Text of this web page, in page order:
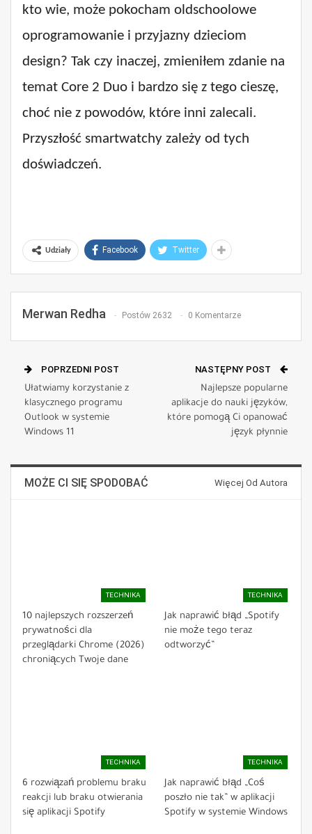
kto wie, może pokocham oldschoolowe
oprogramowanie i przyjazny dzieciom
design? Tak czy inaczej, zmieniłem zdanie na
temat Core 2 Duo i bardzo się z tego cieszę,
choć nie z powodów, które inni zalecali.
Przyszłość smartwatchy zależy od tych
doświadczeń.
Udziały Facebook Twitter
Merwan Redha Postów 2632 0 Komentarze
POPRZEDNI POST
Ułatwiamy korzystanie z
klasycznego programu
Outlook w systemie
Windows 11
NASTĘPNY POST
Najlepsze popularne
aplikacje do nauki języków,
które pomogą Ci opanować
język płynnie
MOŻE CI SIĘ SPODOBAĆ Więcej Od Autora
TECHNIKA
10 najlepszych rozszerzeń
prywatności dla
przeglądarki Chrome (2026)
chroniących Twoje dane
TECHNIKA
Jak naprawić błąd „Spotify
nie może tego teraz
odtworzyć”
TECHNIKA
6 rozwiązań problemu braku
reakcji lub braku otwierania
się aplikacji Spotify
TECHNIKA
Jak naprawić błąd „Coś
poszło nie tak” w aplikacji
Spotify w systemie Windows